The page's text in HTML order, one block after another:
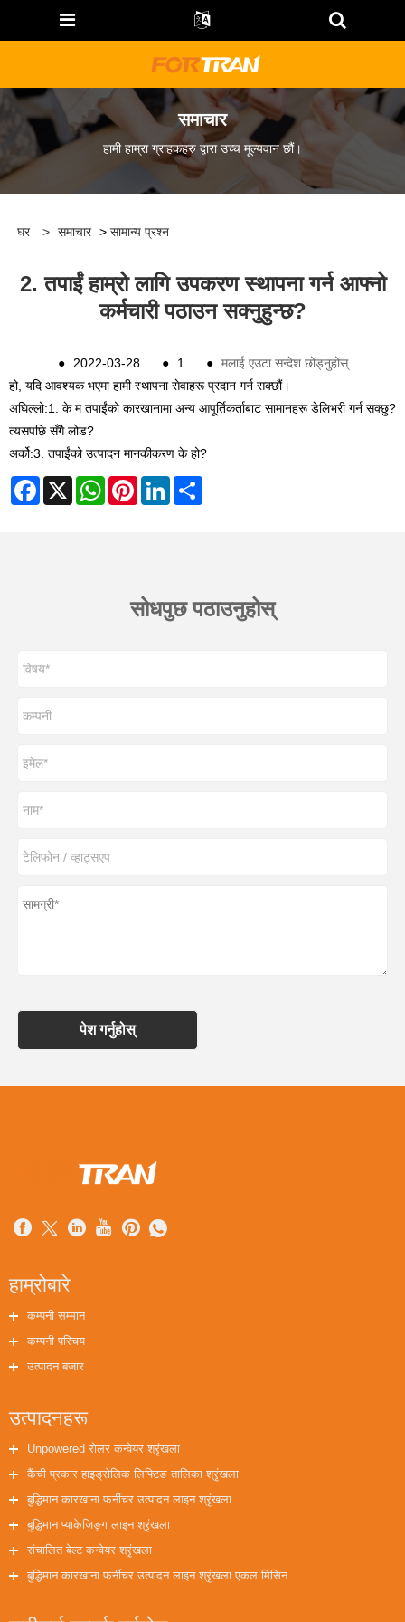
समाचार
हामी हाम्रा ग्राहकहरु द्वारा उच्च मूल्यवान छौं।
घर > समाचार > सामान्य प्रश्न
2. तपाईं हाम्रो लागि उपकरण स्थापना गर्न आफ्नो
कर्मचारी पठाउन सक्नुहुन्छ?
● 2022-03-28 ● 1 ● मलाई एउटा सन्देश छोड्नुहोस्
हो, यदि आवश्यक भएमा हामी स्थापना सेवाहरू प्रदान गर्न सक्छौं।
अघिल्लो:1. के म तपाईंको कारखानामा अन्य आपूर्तिकर्ताबाट सामानहरू डेलिभरी गर्न सक्छु?
त्यसपछि सँगै लोड?
अर्को:3. तपाईंको उत्पादन मानकीकरण के हो?
Facebook
X WhatsAppPinterestLinkedIn
सोधपुछ पठाउनुहोस्
पेश गर्नुहोस्
हाम्रोबारे
कम्पनी सम्मान
कम्पनी परिचय
उत्पादन बजार
उत्पादनहरू
Unpowered रोलर कन्वेयर श्रृंखला
कैंची प्रकार हाइड्रोलिक लिफ्टिङ तालिका श्रृंखला
बुद्धिमान कारखाना फर्नीचर उत्पादन लाइन श्रृंखला
बुद्धिमान प्याकेजिङ्ग लाइन श्रृंखला
संचालित बेल्ट कन्वेयर श्रृंखला
बुद्धिमान कारखाना फर्नीचर उत्पादन लाइन श्रृंखला एकल मिसिन